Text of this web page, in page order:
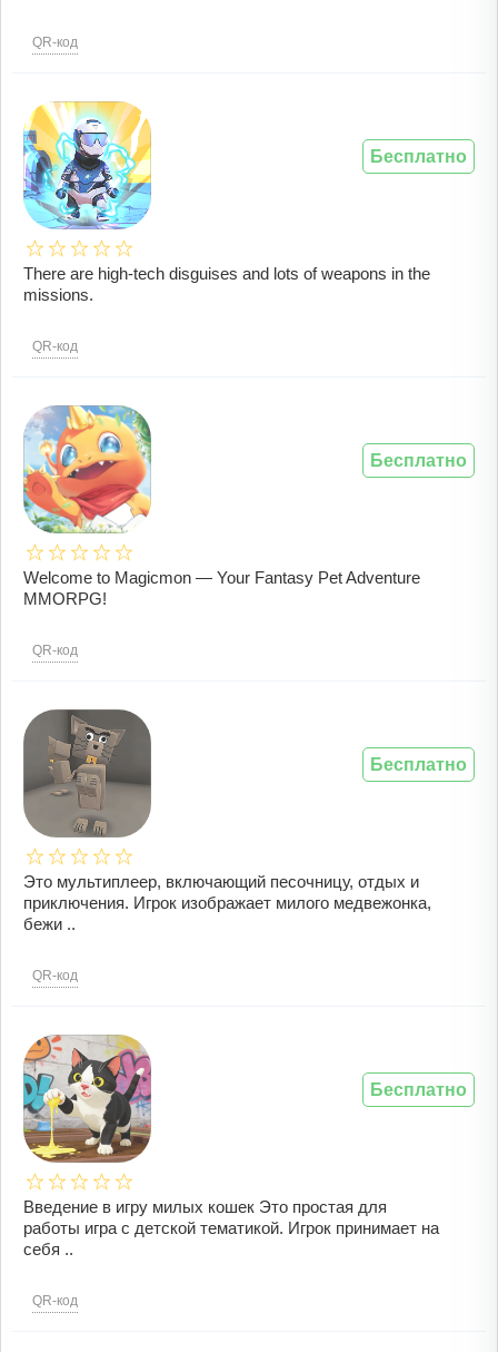
QR-код
There are high-tech disguises and lots of weapons in the
missions.
QR-код
Бесплатно
Welcome to Magicmon — Your Fantasy Pet Adventure
MMORPG!
QR-код
Бесплатно
Это мультиплеер, включающий песочницу, отдых и
приключения. Игрок изображает милого медвежонка,
бежи ..
QR-код
Бесплатно
Введение в игру милых кошек Это простая для
работы игра с детской тематикой. Игрок принимает на
себя ..
QR-код
Бесплатно